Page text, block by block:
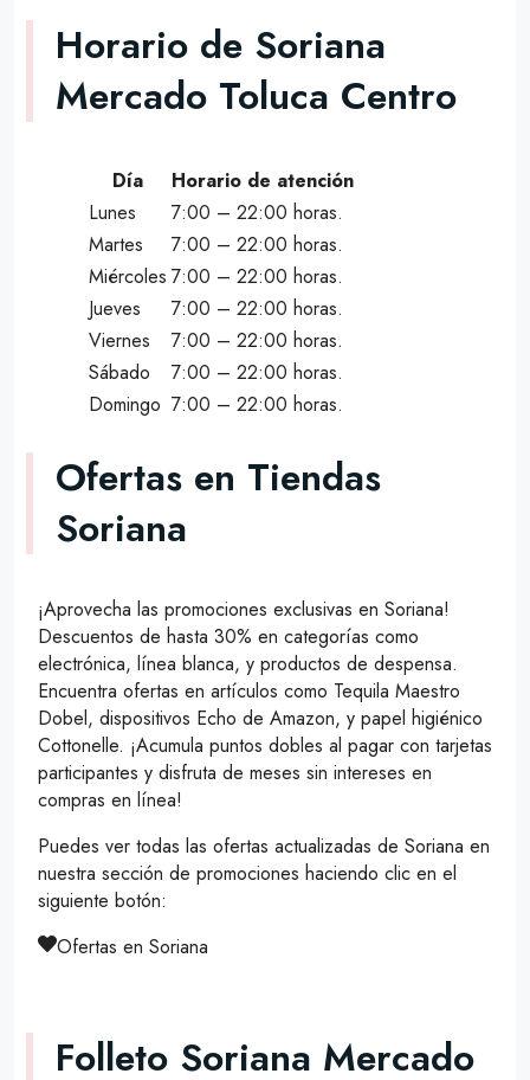
Horario de Soriana
Mercado Toluca Centro
Día
Horario de atención
Lunes
7:00 – 22:00 horas.
Martes
7:00 – 22:00 horas.
Miércoles 7:00 – 22:00 horas.
Jueves
7:00 – 22:00 horas.
Viernes
7:00 – 22:00 horas.
Sábado
7:00 – 22:00 horas.
Domingo 7:00 – 22:00 horas.
Ofertas en Tiendas
Soriana
¡Aprovecha las promociones exclusivas en Soriana!
Descuentos de hasta 30% en categorías como
electrónica, línea blanca, y productos de despensa.
Encuentra ofertas en artículos como Tequila Maestro
Dobel, dispositivos Echo de Amazon, y papel higiénico
Cottonelle. ¡Acumula puntos dobles al pagar con tarjetas
participantes y disfruta de meses sin intereses en
compras en línea!
Puedes ver todas las ofertas actualizadas de Soriana en
nuestra sección de promociones haciendo clic en el
siguiente botón:
Ofertas en Soriana
Folleto Soriana Mercado